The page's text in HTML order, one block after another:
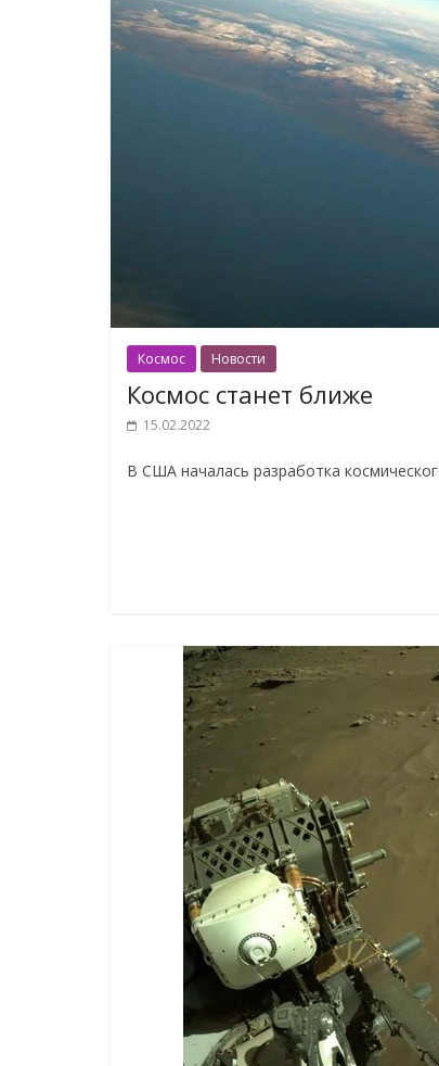
Космос Новости
Космос станет ближе
15.02.2022
В США началась разработка